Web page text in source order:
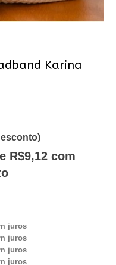
Karina
R$9,12 com
juros
juros
juros
juros